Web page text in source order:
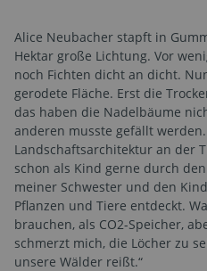
Alice Neubacher stapft in
Hektar große Lichtung. Vor
noch Fichten dicht an dicht.
gerodete Fläche. Erst die
das haben die Nadelbäume
anderen musste gefällt
Landschaftsarchitektur an der
schon als Kind gerne durch
meiner Schwester und den
Pflanzen und Tiere entdeckt.
brauchen, als CO2-Speicher,
schmerzt mich, die Löcher zu
unsere Wälder reißt.“